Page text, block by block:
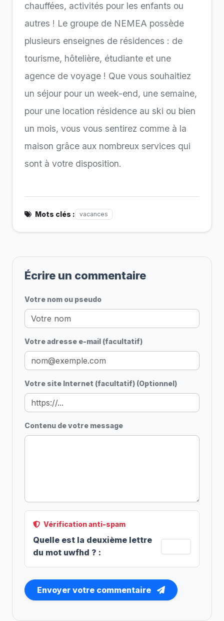
chauffées, activités pour les enfants ou
autres ! Le groupe de NEMEA possède
plusieurs enseignes de résidences : de
tourisme, hôtelière, étudiante et une
agence de voyage ! Que vous souhaitiez
un séjour pour un week-end, une semaine,
pour une location résidence au ski ou bien
un mois, vous vous sentirez comme à la
maison grâce aux nombreux services qui
sont à votre disposition.
Mots clés : vacances
Écrire un commentaire
Votre nom ou pseudo
Votre adresse e-mail (facultatif)
Votre site Internet (facultatif) (Optionnel)
Contenu de votre message
Vérification anti-spam
Quelle est la deuxième lettre
du mot uwfhd ? :
Envoyer votre commentaire